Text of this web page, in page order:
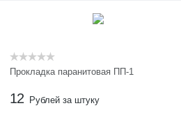
Прокладка паранитовая ПП-1
12 Рублей за штуку